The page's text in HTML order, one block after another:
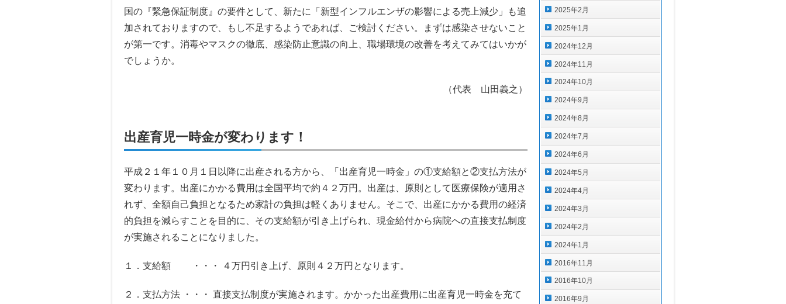
国の『緊急保証制度』の要件として、新たに「新型インフルエンザの影響による売上減少」も追
加されておりますので、もし不足するようであれば、ご検討ください。まずは感染させないこと
が第一です。消毒やマスクの徹底、感染防止意識の向上、職場環境の改善を考えてみてはいかが
でしょうか。
（代表 山田義之）
出産育児一時金が変わります！
平成２１年１０月１日以降に出産される方から、「出産育児一時金」の①支給額と②支払方法が
変わります。出産にかかる費用は全国平均で約４２万円。出産は、原則として医療保険が適用さ
れず、全額自己負担となるため家計の負担は軽くありません。そこで、出産にかかる費用の経済
的負担を減らすことを目的に、その支給額が引き上げられ、現金給付から病院への直接支払制度
が実施されることになりました。
１．支給額 ・・・ ４万円引き上げ、原則４２万円となります。
２．支払方法 ・・・ 直接支払制度が実施されます。かかった出産費用に出産育児一時金を充て
2025年2月
2025年1月
2024年12月
2024年11月
2024年10月
2024年9月
2024年8月
2024年7月
2024年6月
2024年5月
2024年4月
2024年3月
2024年2月
2024年1月
2016年11月
2016年10月
2016年9月